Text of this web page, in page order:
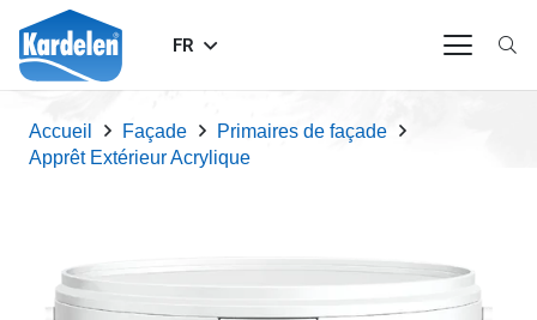
FR
Accueil Façade
Primaires de façade
Apprêt Extérieur Acrylique